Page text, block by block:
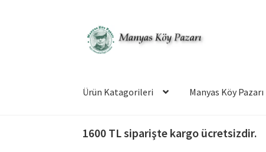
Dolaşıma
geç
İçeriğe
geç
Ürün Katagorileri Manyas Köy Pazarı
1600 TL siparişte kargo ücretsizdir.